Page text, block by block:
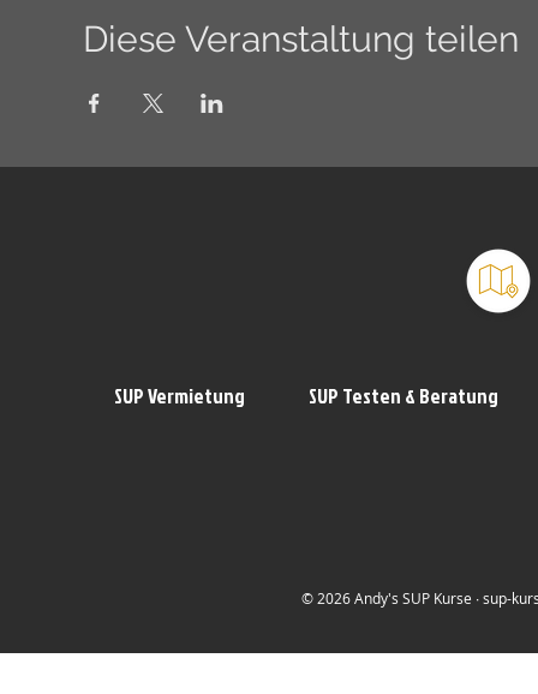
Diese Veranstaltung teilen
SUP Vermietung SUP Testen & Beratung
© 2026 Andy's SUP Kurse ∙ sup-